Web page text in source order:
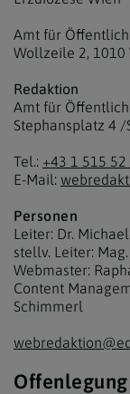
Amt für
Wollzeile 2, 1010
Redaktion
Amt für
Stephansplatz 4 /
Tel.: +43 1 515 52
E-Mail:
Personen
Leiter: Dr.
stellv. Leiter:
Webmaster:
Content
Schimmerl